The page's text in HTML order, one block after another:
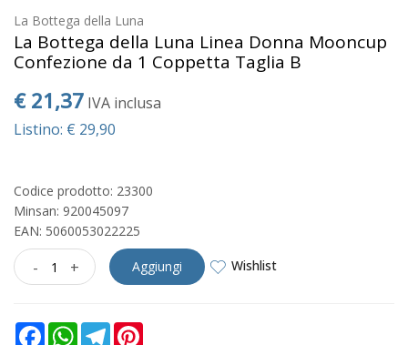
La Bottega della Luna
La Bottega della Luna Linea Donna Mooncup
Confezione da 1 Coppetta Taglia B
€ 21,37 IVA inclusa
Listino: € 29,90
Codice prodotto: 23300
Minsan: 920045097
EAN: 5060053022225
- + Aggiungi Wishlist
FacebookWhatsAppTelegram